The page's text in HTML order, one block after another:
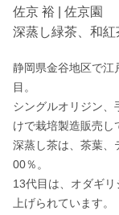
佐京 裕 | 佐京園
深蒸し緑茶、和
静岡県金谷地区で江
目。
シングルオリジン
けで栽培製造販売し
深蒸し茶は、茶葉、
00％。
13代目は、オダギ
上げられています。